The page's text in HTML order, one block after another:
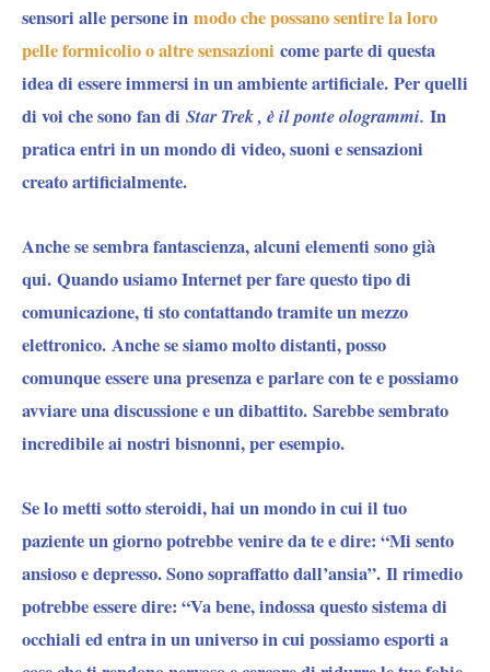
sensori alle persone in modo che possano sentire la loro
pelle formicolio o altre sensazioni come parte di questa
idea di essere immersi in un ambiente artificiale. Per quelli
di voi che sono fan di Star Trek , è il ponte ologrammi. In
pratica entri in un mondo di video, suoni e sensazioni
creato artificialmente.
Anche se sembra fantascienza, alcuni elementi sono già
qui. Quando usiamo Internet per fare questo tipo di
comunicazione, ti sto contattando tramite un mezzo
elettronico. Anche se siamo molto distanti, posso
comunque essere una presenza e parlare con te e possiamo
avviare una discussione e un dibattito. Sarebbe sembrato
incredibile ai nostri bisnonni, per esempio.
Se lo metti sotto steroidi, hai un mondo in cui il tuo
paziente un giorno potrebbe venire da te e dire: “Mi sento
ansioso e depresso. Sono sopraffatto dall’ansia”. Il rimedio
potrebbe essere dire: “Va bene, indossa questo sistema di
occhiali ed entra in un universo in cui possiamo esporti a